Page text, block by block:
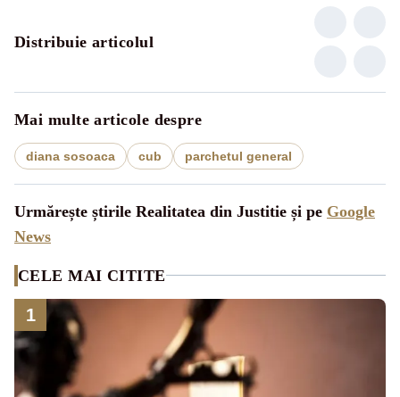
Distribuie articolul
Mai multe articole despre
diana sosoaca cub parchetul general
Urmărește știrile Realitatea din Justitie și pe Google
News
CELE MAI CITITE
1